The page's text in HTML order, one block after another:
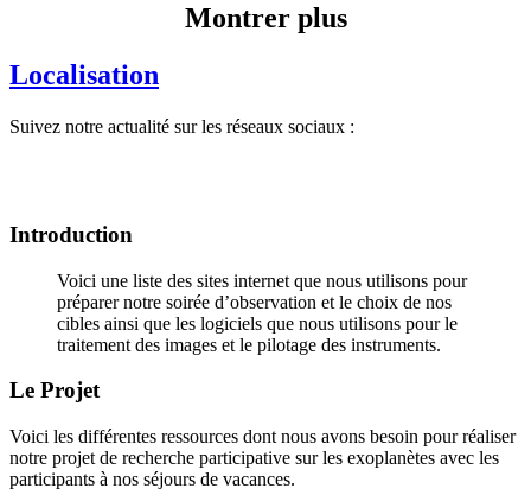
Montrer plus
Localisation
Suivez notre actualité sur les réseaux sociaux :
Introduction
Voici une liste des sites internet que nous utilisons pour
préparer notre soirée d’observation et le choix de nos
cibles ainsi que les logiciels que nous utilisons pour le
traitement des images et le pilotage des instruments.
Le Projet
Voici les différentes ressources dont nous avons besoin pour réaliser
notre projet de recherche participative sur les exoplanètes avec les
participants à nos séjours de vacances.